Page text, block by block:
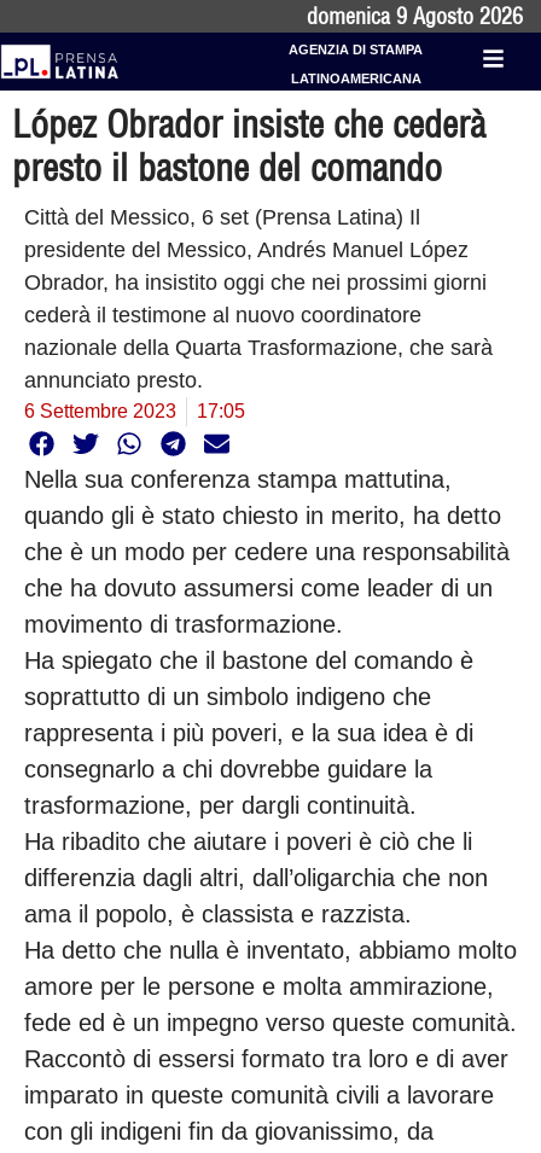
domenica 9 Agosto 2026
AGENZIA DI STAMPA
LATINOAMERICANA
López Obrador insiste che cederà
presto il bastone del comando
Città del Messico, 6 set (Prensa Latina) Il
presidente del Messico, Andrés Manuel López
Obrador, ha insistito oggi che nei prossimi giorni
cederà il testimone al nuovo coordinatore
nazionale della Quarta Trasformazione, che sarà
annunciato presto.
6 Settembre 2023 17:05
Nella sua conferenza stampa mattutina,
quando gli è stato chiesto in merito, ha detto
che è un modo per cedere una responsabilità
che ha dovuto assumersi come leader di un
movimento di trasformazione.
Ha spiegato che il bastone del comando è
soprattutto di un simbolo indigeno che
rappresenta i più poveri, e la sua idea è di
consegnarlo a chi dovrebbe guidare la
trasformazione, per dargli continuità.
Ha ribadito che aiutare i poveri è ciò che li
differenzia dagli altri, dall’oligarchia che non
ama il popolo, è classista e razzista.
Ha detto che nulla è inventato, abbiamo molto
amore per le persone e molta ammirazione,
fede ed è un impegno verso queste comunità.
Raccontò di essersi formato tra loro e di aver
imparato in queste comunità civili a lavorare
con gli indigeni fin da giovanissimo, da